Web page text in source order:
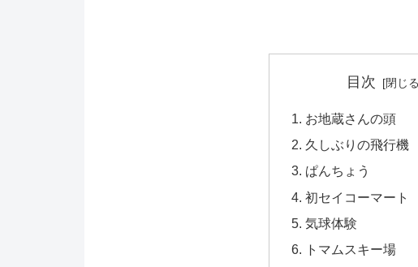
目次
お地蔵さんの頭
久しぶりの飛行機
ぱんちょう
初セイコーマート
気球体験
トマムスキー場